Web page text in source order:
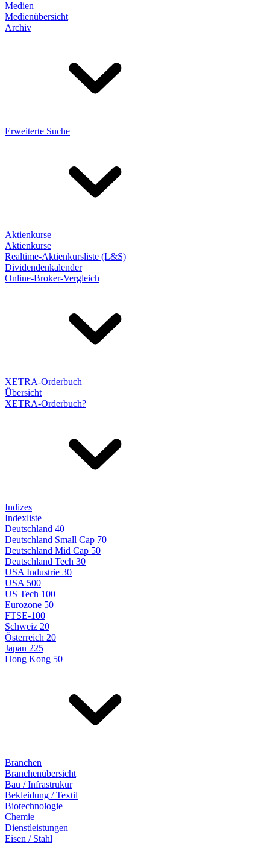
Medien
Medienübersicht
Archiv
Erweiterte Suche
Aktienkurse
Aktienkurse
Realtime-Aktienkursliste (L&S)
Dividendenkalender
Online-Broker-Vergleich
XETRA-Orderbuch
Übersicht
XETRA-Orderbuch?
Indizes
Indexliste
Deutschland 40
Deutschland Small Cap 70
Deutschland Mid Cap 50
Deutschland Tech 30
USA Industrie 30
USA 500
US Tech 100
Eurozone 50
FTSE-100
Schweiz 20
Österreich 20
Japan 225
Hong Kong 50
Branchen
Branchenübersicht
Bau / Infrastrukur
Bekleidung / Textil
Biotechnologie
Chemie
Dienstleistungen
Eisen / Stahl